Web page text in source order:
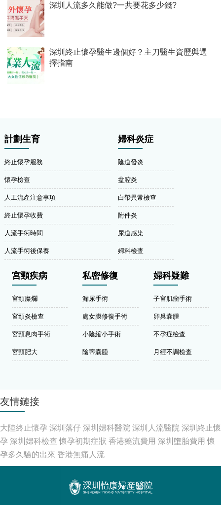
深圳人流多久能做?一共要花多少錢?
深圳終止懷孕醫生邊個好？主刀醫生資歷與選
擇指南
計劃生育
終止懷孕服務
懷孕檢查
人工流產注意事項
終止懷孕收費
人流手術時間
人流手術後保養
婦科炎症
陰道發炎
盆腔炎
白帶異常檢查
附件炎
尿道感染
婦科檢查
宮頸疾病
宮頸糜爛
宮頸炎檢查
宮頸息肉手術
宮頸肥大
私密修復
漏尿手術
處女膜修復手術
小陰縮小手術
陰蒂囊腫
婦科疑難
子宮肌瘤手術
卵巢囊腫
不孕症檢查
月經不調檢查
友情鏈接
大陸終止懷孕 深圳落仔深圳婦科醫院深圳人流醫院深圳終止懷
孕 深圳婦科檢查 懷孕初期症狀 香港藥流費用 深圳墮胎費用 懷
孕多久驗的出來 香港無痛人流